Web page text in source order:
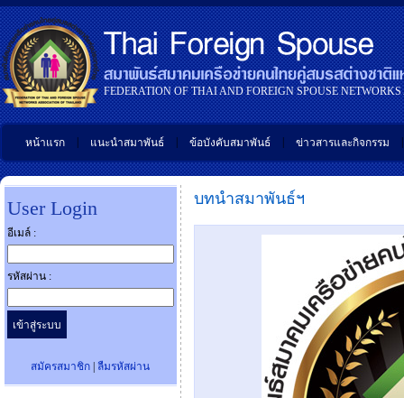
FEDERATION OF THAI AND FOREIGN SPOUSE
หน้าแรก แนะนำสมาพันธ์ ข้อบังคับสมาพันธ์ ข่าวสารและกิจกรรม
User Login
อีเมล์ :
รหัสผ่าน :
สมัครสมาชิก |ลืมรหัสผ่าน
บทนำสมาพันธ์ฯ